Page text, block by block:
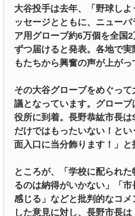
大谷投手は去年、「野球しよ
ッセージとともに、ニュー
ア用グローブ約6万個を全国
ずつ届けると発表。各地で
もたちから興奮の声が上がっ
その大谷グローブをめぐっ
議となっています。グロー
役所に到着。長野恭紘市長は
だけではもったいない！と
面入口に当分飾ります！」と
ところが、「学校に配られ
るのは納得がいかない」「
感じる」などと批判的なコメ
した意見に対し、長野市長